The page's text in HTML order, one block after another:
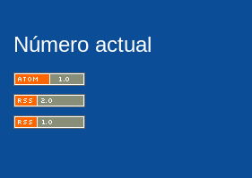
Número actual